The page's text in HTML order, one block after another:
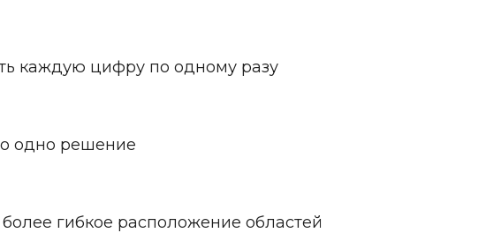
каждую цифру по одному разу
одно решение
гибкое расположение областей